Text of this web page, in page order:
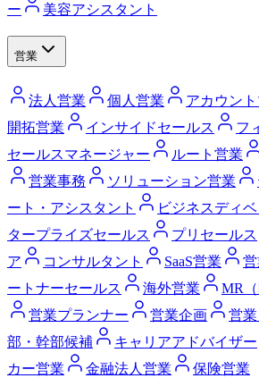
ー
美容アシスタント
営業
法人営業 個人営業 アカウン
開拓営業
インサイドセールス
フ
セールスマネージャー
ルート営業
営業事務
ソリューション営業
ート・アシスタント
ビジネスディ
タープライズセールス
プリセールス
ア
コンサルタント SaaS営業
ートナーセールス
海外営業
MR
営業プランナー
営業企画 営
部・幹部候補
キャリアアドバイザー
カー営業
金融法人営業 保険営業